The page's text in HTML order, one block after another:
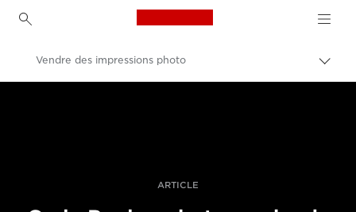
Canon Logo, back to
entre
Vendre des impressions photo
ARTICLE